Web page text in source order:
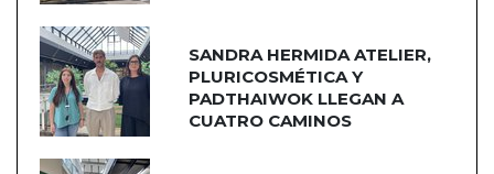
SANDRA HERMIDA ATELIER,
PLURICOSMÉTICA Y
PADTHAIWOK LLEGAN A
CUATRO CAMINOS